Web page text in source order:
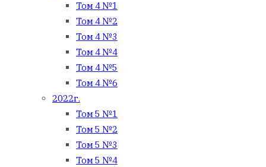
Том 4 №1
Том 4 №2
Том 4 №3
Том 4 №4
Том 4 №5
Том 4 №6
2022г.
Том 5 №1
Том 5 №2
Том 5 №3
Том 5 №4